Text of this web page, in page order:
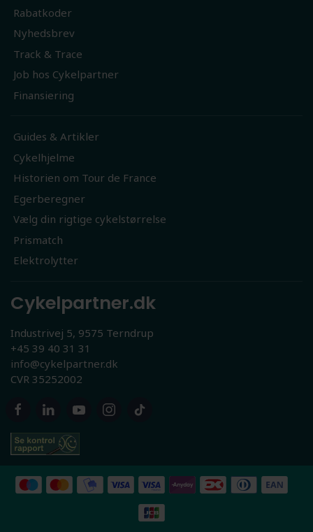
Rabatkoder
Nyhedsbrev
Track & Trace
Job hos Cykelpartner
Finansiering
Guides & Artikler
Cykelhjelme
Historien om Tour de France
Egerberegner
Vælg din rigtige cykelstørrelse
Prismatch
Elektrolytter
Cykelpartner.dk
Industrivej 5, 9575 Terndrup
+45 39 40 31 31
info@cykelpartner.dk
CVR 35252002